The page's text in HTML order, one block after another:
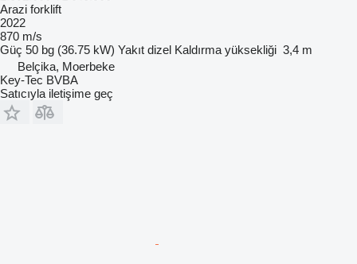
Arazi forklift
2022
870 m/s
Güç 50 bg (36.75 kW) Yakıt dizel Kaldırma yüksekliği 3,4 m
Belçika, Moerbeke
Key-Tec BVBA
Satıcıyla iletişime geç